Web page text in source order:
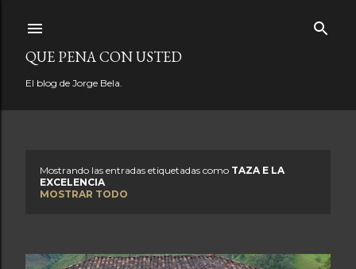
QUE PENA CON USTED
El blog de Jorge Bela.
t
Mostrando las entradas etiquetadas como TAZA E LA
EXCELENCIA
MOSTRAR TODO